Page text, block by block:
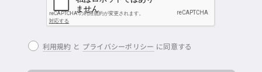
利用規約 と プライバシーポリシー に同意する